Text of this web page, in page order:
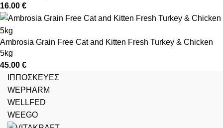
16.00 €
Ambrosia Grain Free Cat and Kitten Fresh Turkey & Chicken
5kg
45.00 €
ΙΠΠΟΣΚΕΥΕΣ
WEPHARM
WELLFED
WEEGO